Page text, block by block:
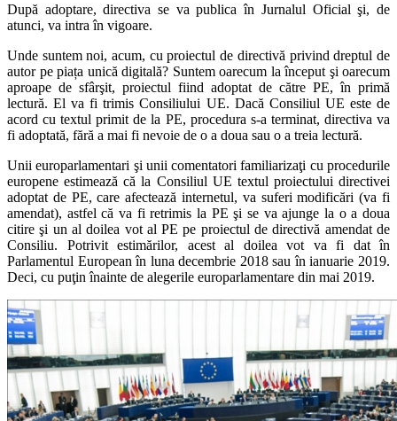
După adoptare, directiva se va publica în Jurnalul Oficial şi, de
atunci, va intra în vigoare.
Unde suntem noi, acum, cu proiectul de directivă privind dreptul de
autor pe piața unică digitală? Suntem oarecum la început şi oarecum
aproape de sfârşit, proiectul fiind adoptat de către PE, în primă
lectură. El va fi trimis Consiliului UE. Dacă Consiliul UE este de
acord cu textul primit de la PE, procedura s-a terminat, directiva va
fi adoptată, fără a mai fi nevoie de o a doua sau o a treia lectură.
Unii europarlamentari şi unii comentatori familiarizaţi cu procedurile
europene estimează că la Consiliul UE textul proiectului directivei
adoptat de PE, care afectează internetul, va suferi modificări (va fi
amendat), astfel că va fi retrimis la PE şi se va ajunge la o a doua
citire şi un al doilea vot al PE pe proiectul de directivă amendat de
Consiliu. Potrivit estimărilor, acest al doilea vot va fi dat în
Parlamentul European în luna decembrie 2018 sau în ianuarie 2019.
Deci, cu puţin înainte de alegerile europarlamentare din mai 2019.